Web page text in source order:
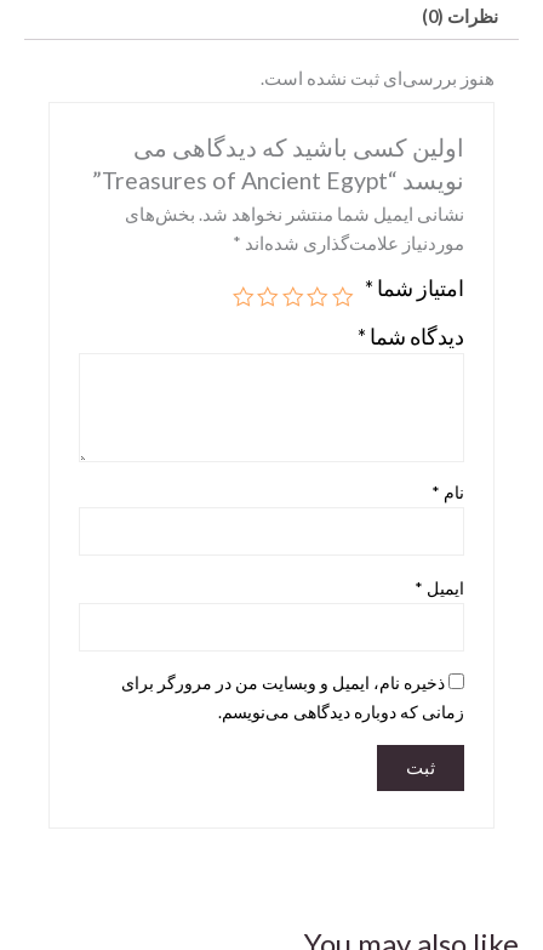
Abrams
Taschen
نظرات (0)
هنوز بررسی‌ای ثبت نشده است.
اولین کسی باشید که دیدگاهی می
نویسد “Treasures of Ancient Egypt”
نشانی ایمیل شما منتشر نخواهد شد. بخش‌های
موردنیاز علامت‌گذاری شده‌اند *
امتیاز شما *
دیدگاه شما *
نام *
ایمیل *
ذخیره نام، ایمیل و وبسایت من در مرورگر برای
زمانی که دوباره دیدگاهی می‌نویسم.